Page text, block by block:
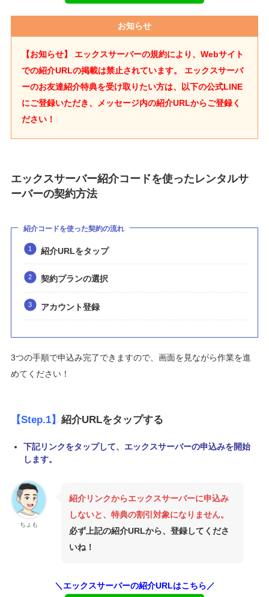
お知らせ
【お知らせ】 エックスサーバーの規約により、Webサイト
での紹介URLの掲載は禁止されています。 エックスサーバ
ーのお友達紹介特典を受け取りたい方は、以下の公式LINE
にご登録いただき、メッセージ内の紹介URLからご登録く
ださい！
エックスサーバー紹介コードを使ったレンタルサ
ーバーの契約方法
紹介コードを使った契約の流れ
紹介URLをタップ
契約プランの選択
アカウント登録
3つの手順で申込み完了できますので、画面を見ながら作業を進
めてください！
【Step.1】 紹介URLをタップする
下記リンクをタップして、エックスサーバーの申込みを開始
します。
ちょも
紹介リンクからエックスサーバーに申込み
しないと、特典の割引対象になりません。
必ず上記の紹介URLから、登録してくださ
いね！
＼エックスサーバーの紹介URLはこちら／